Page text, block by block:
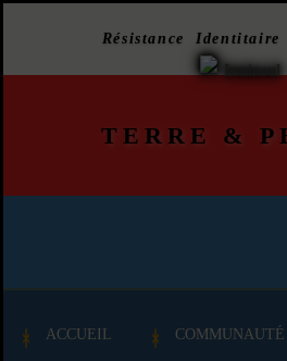
Résistance Identitaire
TERRE &
ACCUEIL COMMUNAUTÉ